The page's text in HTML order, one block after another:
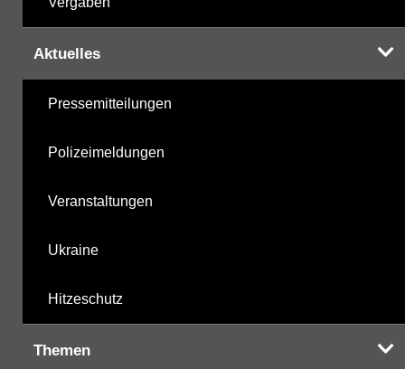
Aktuelles
Pressemitteilungen
Polizeimeldungen
Veranstaltungen
Ukraine
Hitzeschutz
Themen